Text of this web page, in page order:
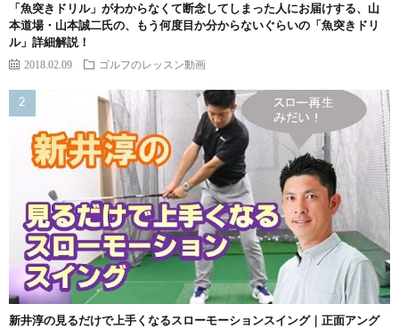
「魚突きドリル」がわからなくて断念してしまった人にお届けする、山
本道場・山本誠二氏の、もう何度目か分からないぐらいの「魚突きドリ
ル」詳細解説！
2018.02.09 ゴルフのレッスン動画
新井淳の見るだけで上手くなるスローモーションスイング｜正面アング